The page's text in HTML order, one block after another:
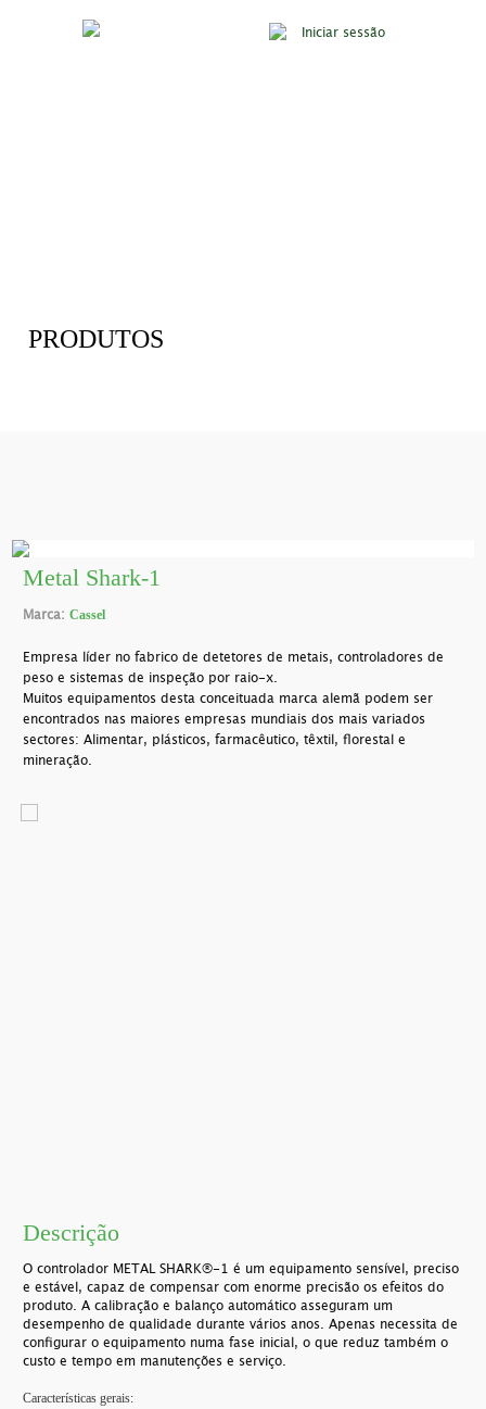
Iniciar sessão
PRODUTOS
Metal Shark-1
Marca:Cassel
Empresa líder no fabrico de detetores de metais, controladores de
peso e sistemas de inspeção por raio-x.
Muitos equipamentos desta conceituada marca alemã podem ser
encontrados nas maiores empresas mundiais dos mais variados
sectores: Alimentar, plásticos, farmacêutico, têxtil, florestal e
mineração.
Descrição
O controlador METAL SHARK®-1 é um equipamento sensível, preciso
e estável, capaz de compensar com enorme precisão os efeitos do
produto. A calibração e balanço automático asseguram um
desempenho de qualidade durante vários anos. Apenas necessita de
configurar o equipamento numa fase inicial, o que reduz também o
custo e tempo em manutenções e serviço.
Características gerais: